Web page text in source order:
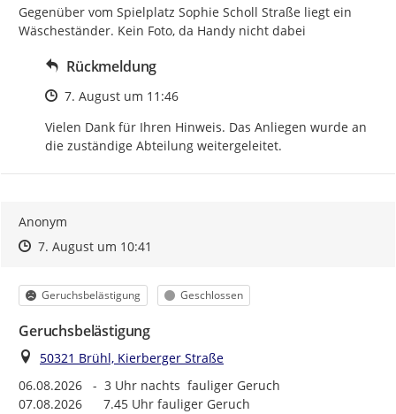
Gegenüber vom Spielplatz Sophie Scholl Straße liegt ein
Wäscheständer. Kein Foto, da Handy nicht dabei
Rückmeldung
Zeitpunkt des Erstellens
7. August um 11:46
Vielen Dank für Ihren Hinweis. Das Anliegen wurde an
die zuständige Abteilung weitergeleitet.
Anonym
Zeitpunkt des Erstellens
Zeitpunkt des Erstellens
7. August um 10:41
Kategorie
Geruchsbelästigung Status
Geschlossen
Geruchsbelästigung
Ort
50321 Brühl, Kierberger Straße
06.08.2026   -  3 Uhr nachts  fauliger Geruch
07.08.2026      7.45 Uhr fauliger Geruch